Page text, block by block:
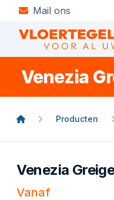
Mail ons
Venezia
Producten
Venezia
Vanaf